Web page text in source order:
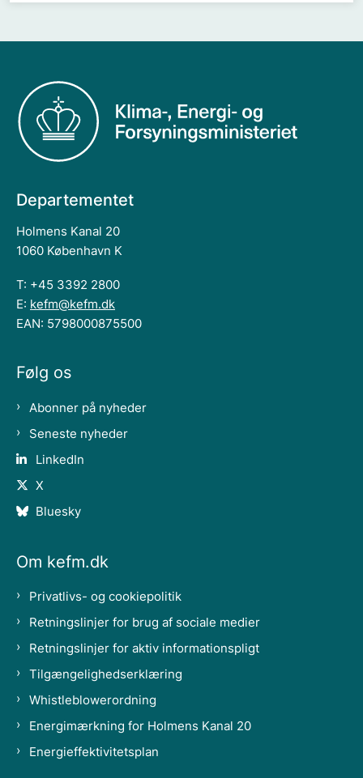
Departementet
Holmens Kanal 20
1060 København K
T: +45 3392 2800
E: kefm@kefm.dk
EAN: 5798000875500
Følg os
Abonner på nyheder
Seneste nyheder
LinkedIn
X
Bluesky
Om kefm.dk
Privatlivs- og cookiepolitik
Retningslinjer for brug af sociale medier
Retningslinjer for aktiv informationspligt
Tilgængelighedserklæring
Whistleblowerordning
Energimærkning for Holmens Kanal 20
Energieffektivitetsplan